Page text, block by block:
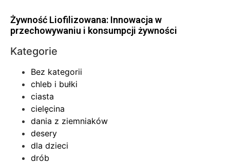
Żywność Liofilizowana: Innowacja w
przechowywaniu i konsumpcji żywności
Kategorie
Bez kategorii
chleb i bułki
ciasta
cielęcina
dania z ziemniaków
desery
dla dzieci
drób